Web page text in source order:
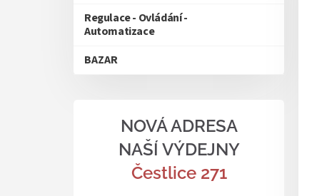
Regulace - Ovládání -
Automatizace
BAZAR
NOVÁ ADRESA
NAŠÍ VÝDEJNY
Čestlice 271